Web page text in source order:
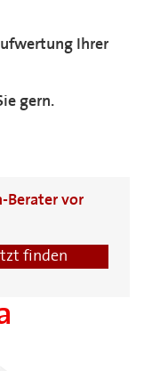
Ihrer
gern.
Berater vor